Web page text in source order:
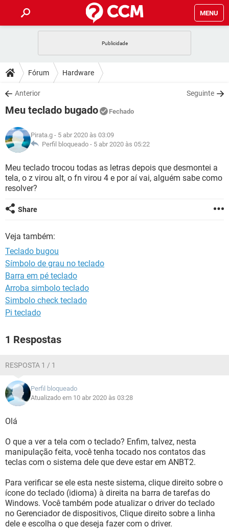
MENU
CELULAR
OUTLOOK
INSTAGRAM GMAIL
GUIA DE COMPRAS
DICAS
JOGOS
INSTAGRAM
GUIA DE COMPRAS
DOWNLOADS
JOGOS WHATSAPP
CELULAR
OUTLOOK EXCEL
INSTAGRAM GMAIL
GUIA DE COMPRAS
JOGOS
CELULAR
OUTLOOK EXCEL
INSTAGRAM
GUIA DE COMPRAS
GLOSSÁRIO
JOGOS WHATSAPP
CELULAR FACEBOOK
INSTAGRAM
GUIA DE COMPRAS
Fórum Hardware
Anterior Seguinte
Meu teclado bugado Fechado
Pirata.g - 5 abr 2020 às 03:09
Perfil bloqueado - 5 abr 2020 às 05:22
Meu teclado trocou todas as letras depois que desmontei a
tela, o z virou alt, o fn virou 4 e por aí vai, alguém sabe como
resolver?
Share
Veja também:
Teclado bugou
Símbolo de grau no teclado
Barra em pé teclado
Arroba simbolo teclado
Simbolo check teclado
Pi teclado
1 Respostas
RESPOSTA 1 / 1
Perfil bloqueado
Atualizado em 10 abr 2020 às 03:28
Olá
O que a ver a tela com o teclado? Enfim, talvez, nesta
manipulação feita, você tenha tocado nos contatos das
teclas com o sistema dele que deve estar em ANBT2.
Para verificar se ele esta neste sistema, clique direito sobre o
ícone do teclado (idioma) à direita na barra de tarefas do
Windows. Você também pode atualizar o driver do teclado
no Gerenciador de dispositivos, Clique direito sobre a linha
dele e escolha o que deseja fazer com o driver.